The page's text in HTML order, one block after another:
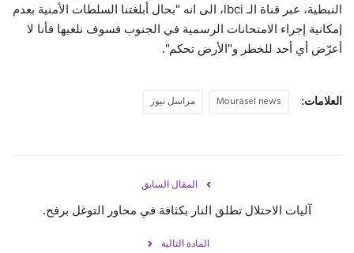
فيديو
‎النبطية، عبر قناة الـ lbci، الى انه "بحال أبلغتنا السلطات الأمنية بعدم
إمكانية إجراء الامتحانات الرسمية في الجنوب فسوف نلغيها فأنا لا
أعرّض أي أحد للخطر و"الأرض تحكم".
العلامات: Mourasel news مراسل نيوز
المقال السابق
آليات الاحتلال تطلق النار بكثافة في محاور التوغل برفح.
المادة التالية